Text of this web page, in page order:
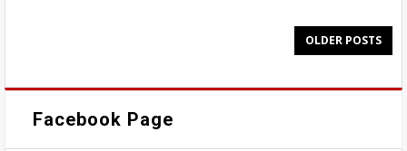
OLDER POSTS
Facebook Page